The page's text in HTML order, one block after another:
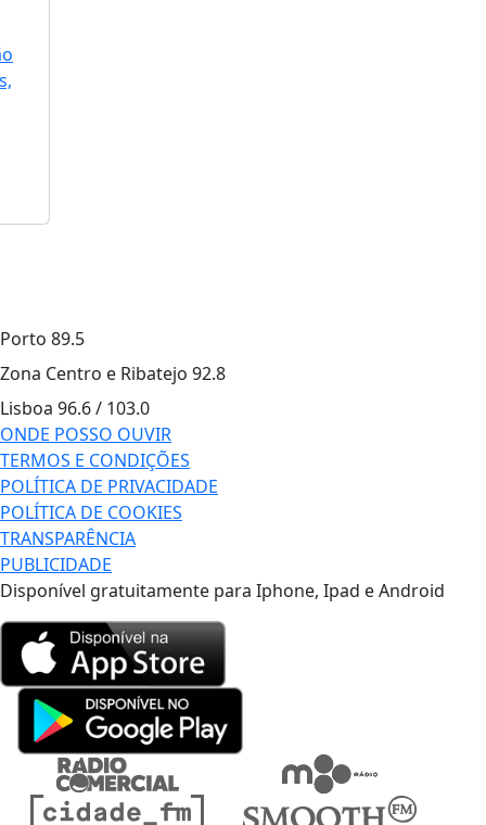
Porto 89.5
Zona Centro e Ribatejo 92.8
Lisboa 96.6 / 103.0
ONDE POSSO OUVIR
TERMOS E CONDIÇÕES
POLÍTICA DE PRIVACIDADE
POLÍTICA DE COOKIES
TRANSPARÊNCIA
PUBLICIDADE
Disponível gratuitamente para Iphone, Ipad e Android